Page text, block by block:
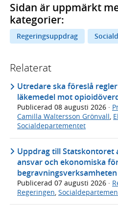
Sidan är uppmärkt
kategorier:
Regeringsuppdrag
Relaterat
Utredare ska föreslå
läkemedel mot
Publicerad 08 augusti 2026 ·
Camilla Waltersson Grönvall,
Socialdepartementet
Uppdrag till Statskontoret
ansvar och ekonomiska
begravningsverksamheten
Publicerad 07 augusti 2026 ·
Regeringen,